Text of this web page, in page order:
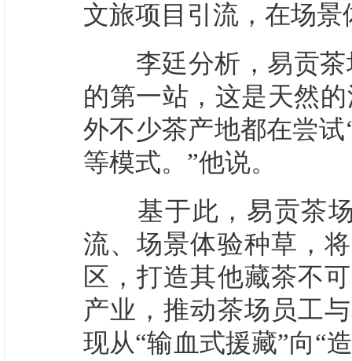
文旅项目引流，在场
李廷分析，易贡茶
的第一站，这是天然
外不少茶产地都在尝
等模式。”他说。
基于此，易贡茶场
流、场景体验种草，
区，打造其他藏茶不
产业，推动茶场员工
现从“输血式援藏”向“